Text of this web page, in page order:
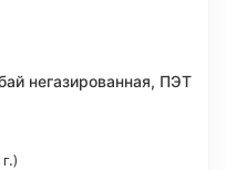
негазированная, ПЭТ